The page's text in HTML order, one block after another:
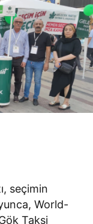
seçimin
World-
Taksi